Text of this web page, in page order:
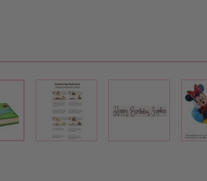
View larger imageView larger imageView larger